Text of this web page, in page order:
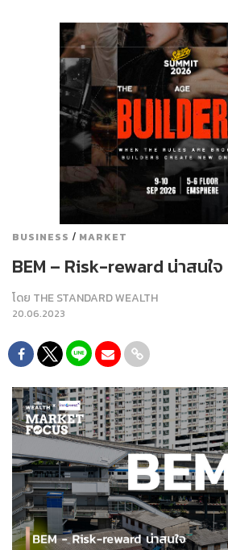
BUSINESS / MARKET
BEM – Risk-reward น่าสนใจ
โดย THE STANDARD WEALTH
20.06.2023